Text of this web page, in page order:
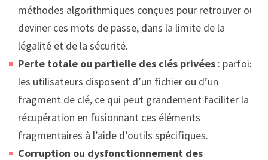
méthodes algorithmiques conçues pour retrouver ou
deviner ces mots de passe, dans la limite de la
légalité et de la sécurité.
Perte totale ou partielle des clés privées : parfois,
les utilisateurs disposent d’un fichier ou d’un
fragment de clé, ce qui peut grandement faciliter la
récupération en fusionnant ces éléments
fragmentaires à l’aide d’outils spécifiques.
Corruption ou dysfonctionnement des